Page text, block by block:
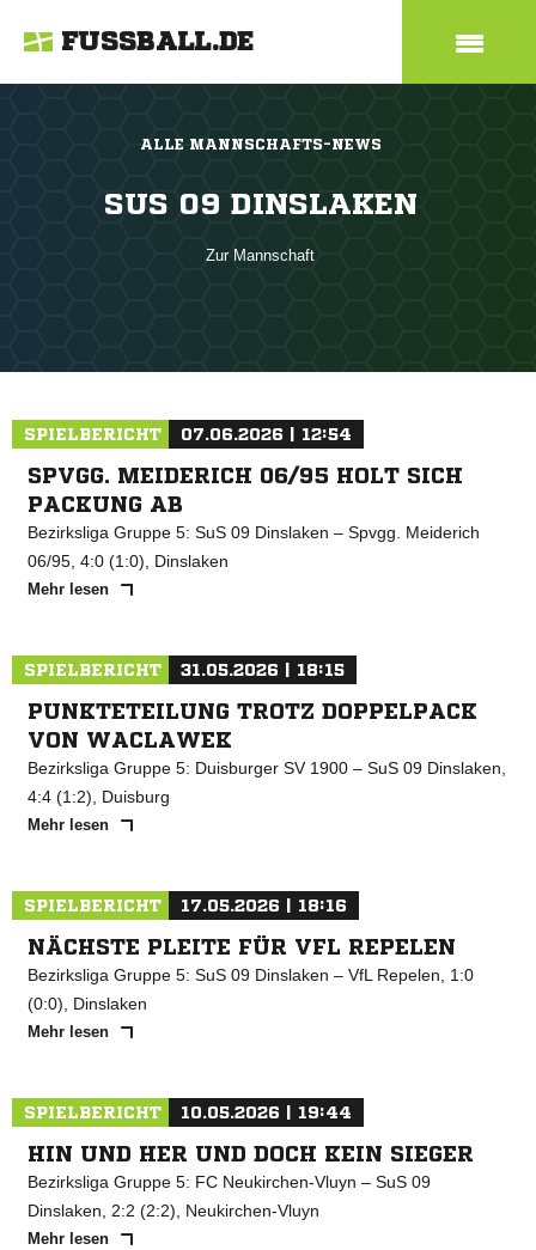
FUSSBALL.DE
ALLE MANNSCHAFTS-NEWS
SUS 09 DINSLAKEN
Zur Mannschaft
SPIELBERICHT 07.06.2026 | 12:54
SPVGG. MEIDERICH 06/95 HOLT SICH
PACKUNG AB
Bezirksliga Gruppe 5: SuS 09 Dinslaken – Spvgg. Meiderich
06/95, 4:0 (1:0), Dinslaken
Mehr lesen
SPIELBERICHT 31.05.2026 | 18:15
PUNKTETEILUNG TROTZ DOPPELPACK
VON WACLAWEK
Bezirksliga Gruppe 5: Duisburger SV 1900 – SuS 09 Dinslaken,
4:4 (1:2), Duisburg
Mehr lesen
SPIELBERICHT 17.05.2026 | 18:16
NÄCHSTE PLEITE FÜR VFL REPELEN
Bezirksliga Gruppe 5: SuS 09 Dinslaken – VfL Repelen, 1:0
(0:0), Dinslaken
Mehr lesen
SPIELBERICHT 10.05.2026 | 19:44
HIN UND HER UND DOCH KEIN SIEGER
Bezirksliga Gruppe 5: FC Neukirchen-Vluyn – SuS 09
Dinslaken, 2:2 (2:2), Neukirchen-Vluyn
Mehr lesen